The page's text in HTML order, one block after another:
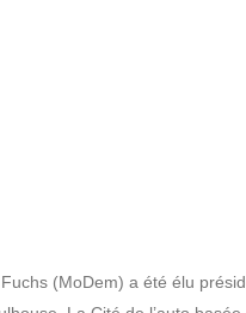
(MoDem) a été élu